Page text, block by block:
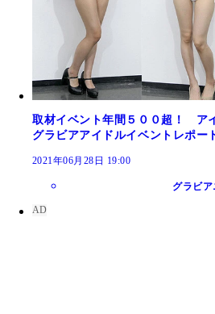
取材イベント年間５００超！ ア
グラビアアイドルイベントレポー
2021年06月28日 19:00
グラビア